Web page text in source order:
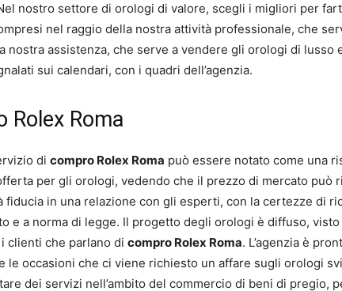
nostro settore di orologi di valore, scegli i migliori per
nel raggio della nostra attività professionale, che
nostra assistenza, che serve a vendere gli orologi di lusso
sui calendari, con i quadri dell’agenzia.
Rolex Roma
di compro Rolex Roma può essere notato come una
per gli orologi, vedendo che il prezzo di mercato
fiducia in una relazione con gli esperti, con la certezze di
e a norma di legge. Il progetto degli orologi è diffuso,
clienti che parlano di compro Rolex Roma. L’agenzia è
le occasioni che ci viene richiesto un affare sugli orologi
dei servizi nell’ambito del commercio di beni di pregio,